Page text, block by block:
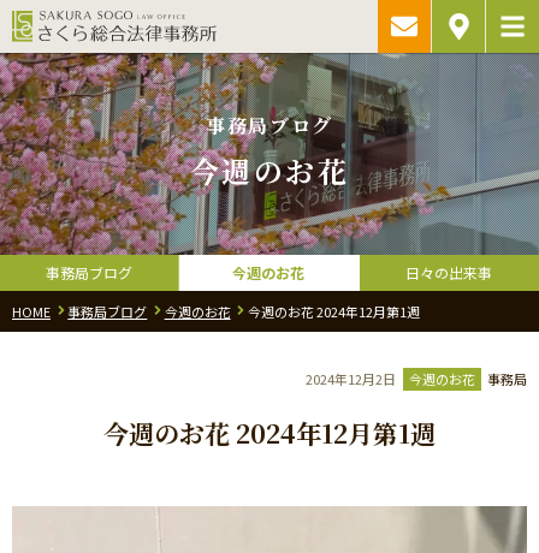
事務局ブログ
今週のお花
事務局ブログ 今週のお花 日々の出来事
HOME 事務局ブログ 今週のお花 今週のお花 2024年12月第1週
2024年12月2日 今週のお花 事務局
今週のお花 2024年12月第1週